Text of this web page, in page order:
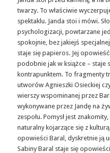
twarzy. To właściwie
spektaklu. Janda stoi i mówi.
psychologizacji, powtarzane
spokojnie, bez jakiejś
staje się papieros. Jej
podobnie jak w książce – staje
kontrapunktem. To fragmenty
utworów Agnieszki Osieckiej
wierszy wspominanej przez
wykonywane przez Jandę na
zespołu. Pomysł jest
naturalny kojarzące się z
opowieści Baral, dyskretnie ją
Sabiny Baral staje się